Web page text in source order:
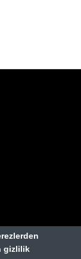
gizlilik